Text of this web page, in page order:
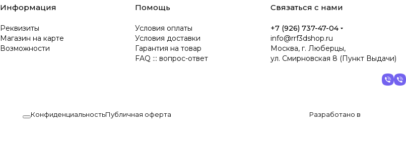
Информация
Реквизиты
Магазин на карте
Возможности
Помощь
Условия оплаты
Условия доставки
Гарантия на товар
FAQ ::: вопрос-ответ
Связаться с нами
+7 (926) 737-47-04
info@rrf3dshop.ru
Москва, г. Люберцы,
ул. Смирновская 8 (Пункт Выдачи)
КонфиденциальностьПубличная оферта Разработано в